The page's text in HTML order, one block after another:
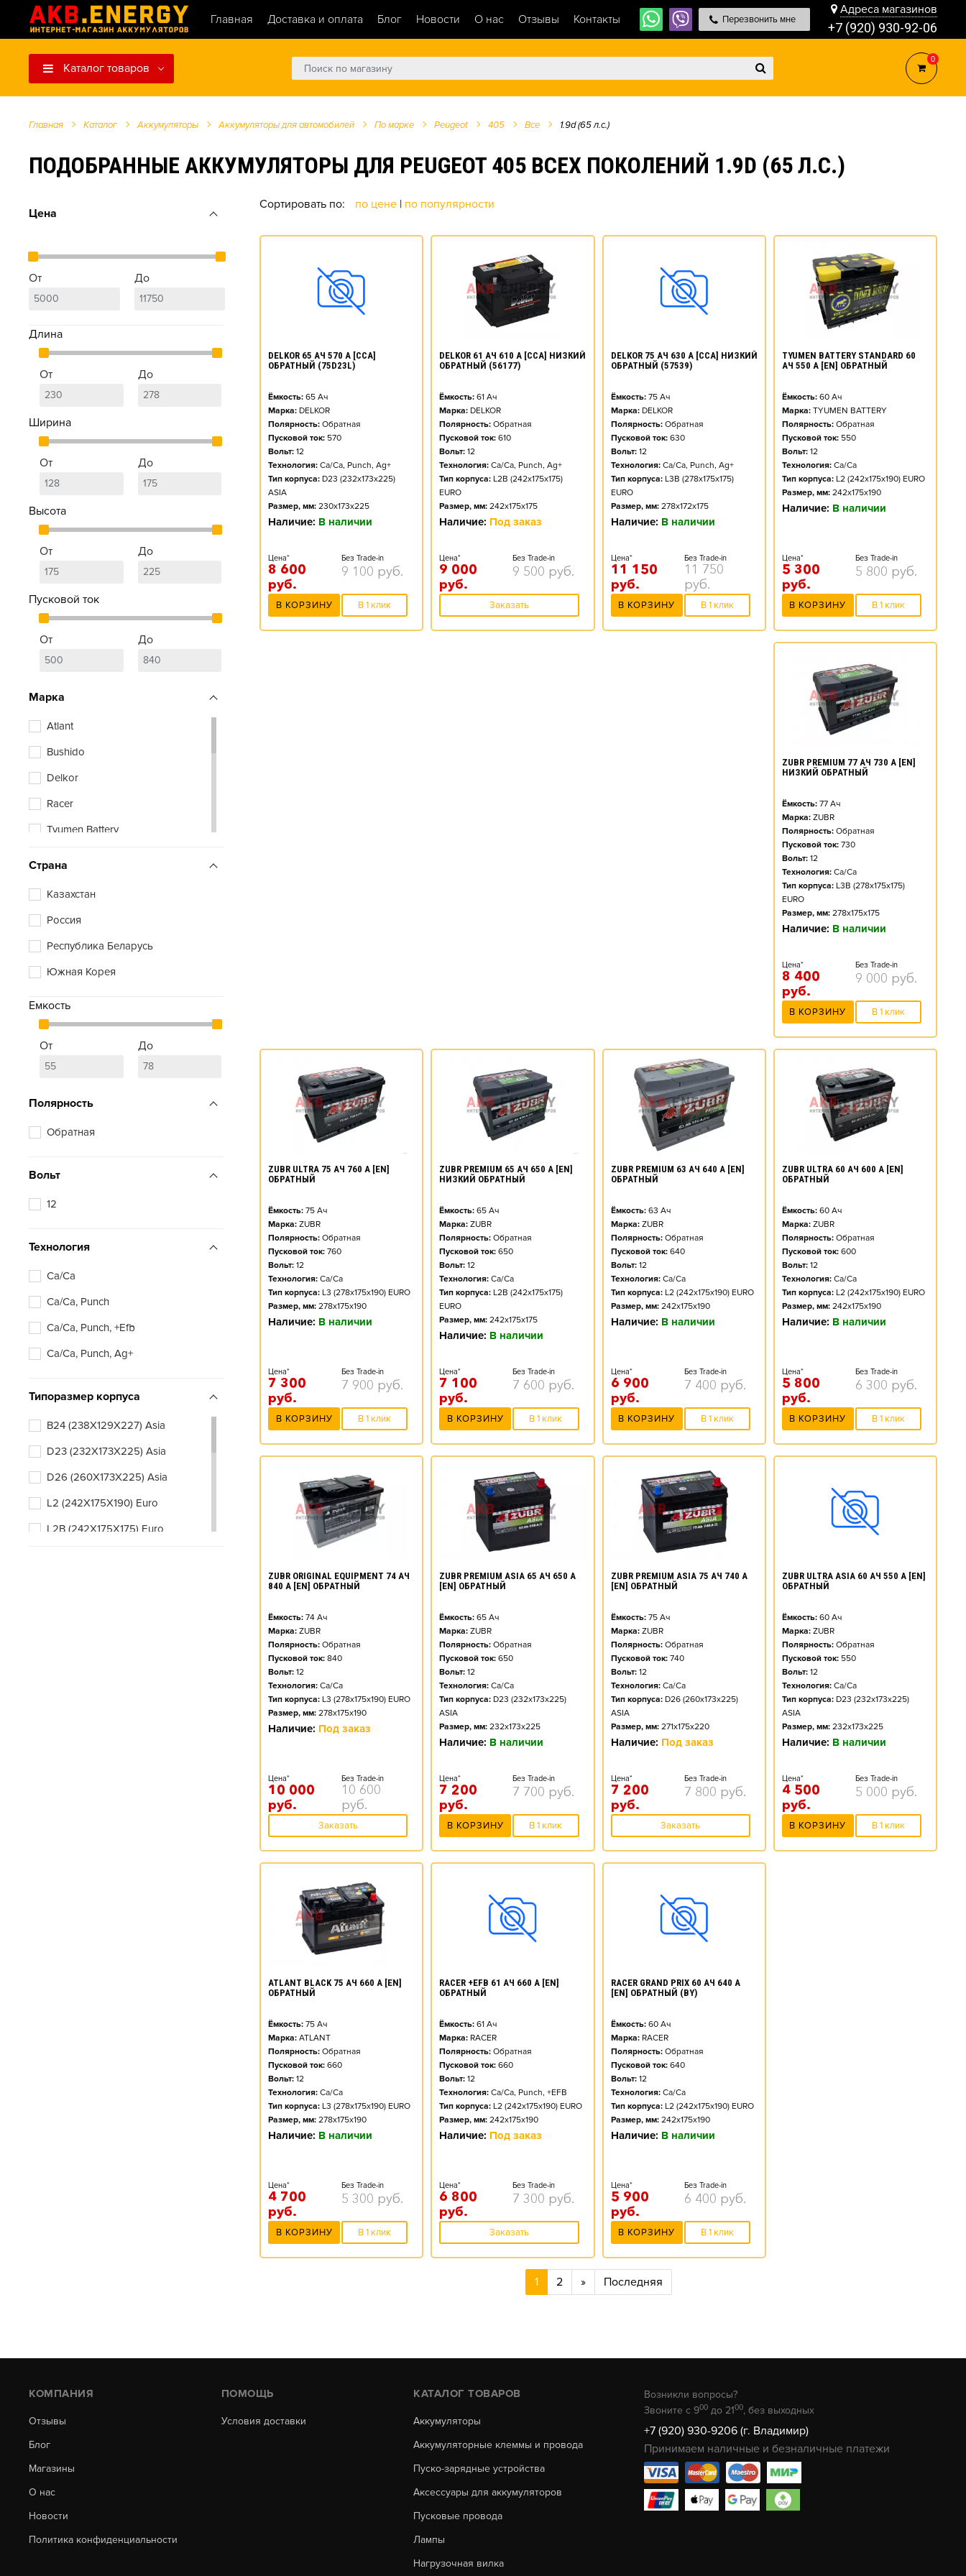
Главная Доставка и оплата Блог Новости О нас Отзывы Контакты Перезвонить мне
Адреса магазинов
+7 (920) 930-92-06
Каталог товаров
0
Главная Каталог Аккумуляторы Аккумуляторы для автомобилей По марке Peugeot 405 Все 1.9d (65 л.с.)
ПОДОБРАННЫЕ АККУМУЛЯТОРЫ ДЛЯ PEUGEOT 405 ВСЕХ ПОКОЛЕНИЙ 1.9D (65 Л.С.)
Цена
От До
Длина
От До
Ширина
От До
Высота
От До
Пусковой ток
От До
Марка
Atlant
Bushido
Delkor
Racer
Tyumen Battery
Страна
Казахстан
Россия
Республика Беларусь
Южная Корея
Емкость
От До
Полярность
Обратная
Вольт
12
Технология
Ca/Ca
Ca/Ca, Punch
Ca/Ca, Punch, +Efb
Ca/Ca, Punch, Ag+
Типоразмер корпуса
B24 (238X129X227) Asia
D23 (232X173X225) Asia
D26 (260X173X225) Asia
L2 (242X175X190) Euro
L2B (242X175X175) Euro
Сортировать по: по цене | по популярности
DELKOR 65 АЧ 570 А [CCA]
ОБРАТНЫЙ (75D23L)
Ёмкость: 65 Ач
Марка: DELKOR
Полярность: Обратная
Пусковой ток: 570
Вольт: 12
Технология: Ca/Ca, Punch, Ag+
Тип корпуса: D23 (232x173x225)
ASIA
Размер, мм: 230x173x225
Наличие: В наличии
Цена*
8 600
руб.
Без Trade-in
9 100 руб.
В КОРЗИНУ В 1 клик
DELKOR 61 АЧ 610 А [CCA] НИЗКИЙ
ОБРАТНЫЙ (56177)
Ёмкость: 61 Ач
Марка: DELKOR
Полярность: Обратная
Пусковой ток: 610
Вольт: 12
Технология: Ca/Ca, Punch, Ag+
Тип корпуса: L2B (242x175x175)
EURO
Размер, мм: 242x175x175
Наличие: Под заказ
Цена*
9 000
руб.
Без Trade-in
9 500 руб.
Заказать
DELKOR 75 АЧ 630 А [CCA] НИЗКИЙ
ОБРАТНЫЙ (57539)
Ёмкость: 75Ач
Марка: DELKOR
Полярность: Обратная
Пусковой ток: 630
Вольт: 12
Технология: Ca/Ca, Punch, Ag+
Тип корпуса: L3B (278x175x175)
EURO
Размер, мм: 278x172x175
Наличие: В наличии
Цена*
11 150
руб.
Без Trade-in
11 750
руб.
В КОРЗИНУ В 1 клик
TYUMEN BATTERY STANDARD 60
АЧ 550 А [EN] ОБРАТНЫЙ
Ёмкость: 60Ач
Марка: TYUMEN BATTERY
Полярность: Обратная
Пусковой ток: 550
Вольт: 12
Технология: Ca/Ca
Тип корпуса: L2 (242x175x190) EURO
Размер, мм: 242x175x190
Наличие: В наличии
Цена*
5 300
руб.
Без Trade-in
5 800 руб.
В КОРЗИНУ В 1 клик
ZUBR PREMIUM 77 АЧ 730 А [EN]
НИЗКИЙ ОБРАТНЫЙ
Ёмкость: 77Ач
Марка: ZUBR
Полярность: Обратная
Пусковой ток: 730
Вольт: 12
Технология: Ca/Ca
Тип корпуса: L3B (278x175x175)
EURO
Размер, мм: 278x175x175
Наличие: В наличии
Цена*
8 400
руб.
Без Trade-in
9 000 руб.
В КОРЗИНУ В 1 клик
ZUBR ULTRA 75 АЧ 760 А [EN]
ОБРАТНЫЙ
Ёмкость: 75 Ач
Марка: ZUBR
Полярность: Обратная
Пусковой ток: 760
Вольт: 12
Технология: Ca/Ca
Тип корпуса: L3 (278x175x190) EURO
Размер, мм: 278x175x190
Наличие: В наличии
Цена*
7 300
руб.
Без Trade-in
7 900 руб.
В КОРЗИНУ В 1 клик
ZUBR PREMIUM 65 АЧ 650 А [EN]
НИЗКИЙ ОБРАТНЫЙ
Ёмкость: 65 Ач
Марка: ZUBR
Полярность: Обратная
Пусковой ток: 650
Вольт: 12
Технология: Ca/Ca
Тип корпуса: L2B (242x175x175)
EURO
Размер, мм: 242x175x175
Наличие: В наличии
Цена*
7 100
руб.
Без Trade-in
7 600 руб.
В КОРЗИНУ В 1 клик
ZUBR PREMIUM 63 АЧ 640 А [EN]
ОБРАТНЫЙ
Ёмкость: 63 Ач
Марка: ZUBR
Полярность: Обратная
Пусковой ток: 640
Вольт: 12
Технология: Ca/Ca
Тип корпуса: L2 (242x175x190) EURO
Размер, мм: 242x175x190
Наличие: В наличии
Цена*
6 900
руб.
Без Trade-in
7 400 руб.
В КОРЗИНУ В 1 клик
ZUBR ULTRA 60 АЧ 600 А [EN]
ОБРАТНЫЙ
Ёмкость: 60Ач
Марка: ZUBR
Полярность: Обратная
Пусковой ток: 600
Вольт: 12
Технология: Ca/Ca
Тип корпуса: L2 (242x175x190) EURO
Размер, мм: 242x175x190
Наличие: В наличии
Цена*
5 800
руб.
Без Trade-in
6 300 руб.
В КОРЗИНУ В 1 клик
ZUBR ORIGINAL EQUIPMENT 74 АЧ
840 А [EN] ОБРАТНЫЙ
Ёмкость: 74 Ач
Марка: ZUBR
Полярность: Обратная
Пусковой ток: 840
Вольт: 12
Технология: Ca/Ca
Тип корпуса: L3 (278x175x190) EURO
Размер, мм: 278x175x190
Наличие: Под заказ
Цена*
10 000
руб.
Без Trade-in
10 600
руб.
Заказать
ZUBR PREMIUM ASIA 65 АЧ 650 А
[EN] ОБРАТНЫЙ
Ёмкость: 65 Ач
Марка: ZUBR
Полярность: Обратная
Пусковой ток: 650
Вольт: 12
Технология: Ca/Ca
Тип корпуса: D23 (232x173x225)
ASIA
Размер, мм: 232x173x225
Наличие: В наличии
Цена*
7 200
руб.
Без Trade-in
7 700 руб.
В КОРЗИНУ В 1 клик
ZUBR PREMIUM ASIA 75 АЧ 740 А
[EN] ОБРАТНЫЙ
Ёмкость: 75Ач
Марка: ZUBR
Полярность: Обратная
Пусковой ток: 740
Вольт: 12
Технология: Ca/Ca
Тип корпуса: D26 (260x173x225)
ASIA
Размер, мм: 271x175x220
Наличие: Под заказ
Цена*
7 200
руб.
Без Trade-in
7 800 руб.
Заказать
ZUBR ULTRA ASIA 60 АЧ 550 А [EN]
ОБРАТНЫЙ
Ёмкость: 60Ач
Марка: ZUBR
Полярность: Обратная
Пусковой ток: 550
Вольт: 12
Технология: Ca/Ca
Тип корпуса: D23 (232x173x225)
ASIA
Размер, мм: 232x173x225
Наличие: В наличии
Цена*
4 500
руб.
Без Trade-in
5 000 руб.
В КОРЗИНУ В 1 клик
ATLANT BLACK 75 АЧ 660 А [EN]
ОБРАТНЫЙ
Ёмкость: 75 Ач
Марка: ATLANT
Полярность: Обратная
Пусковой ток: 660
Вольт: 12
Технология: Ca/Ca
Тип корпуса: L3 (278x175x190) EURO
Размер, мм: 278x175x190
Наличие: В наличии
Цена*
4 700
руб.
Без Trade-in
5 300 руб.
В КОРЗИНУ В 1 клик
RACER +EFB 61 АЧ 660 А [EN]
ОБРАТНЫЙ
Ёмкость: 61 Ач
Марка: RACER
Полярность: Обратная
Пусковой ток: 660
Вольт: 12
Технология: Ca/Ca, Punch, +EFB
Тип корпуса: L2 (242x175x190) EURO
Размер, мм: 242x175x190
Наличие: Под заказ
Цена*
6 800
руб.
Без Trade-in
7 300 руб.
Заказать
RACER GRAND PRIX 60 АЧ 640 А
[EN] ОБРАТНЫЙ (BY)
Ёмкость: 60Ач
Марка: RACER
Полярность: Обратная
Пусковой ток: 640
Вольт: 12
Технология: Ca/Ca
Тип корпуса: L2 (242x175x190) EURO
Размер, мм: 242x175x190
Наличие: В наличии
Цена*
5 900
руб.
Без Trade-in
6 400 руб.
В КОРЗИНУ В 1 клик
1 2 » Последняя
КОМПАНИЯ
Отзывы
Блог
Магазины
О нас
Новости
Политика конфиденциальности
ПОМОЩЬ
Условия доставки
КАТАЛОГ ТОВАРОВ
Аккумуляторы
Аккумуляторные клеммы и провода
Пуско-зарядные устройства
Аксессуары для аккумуляторов
Пусковые провода
Лампы
Нагрузочная вилка
Возникли вопросы?
Звоните с 900 до 2100, без выходных
+7 (920) 930-9206 (г. Владимир)
Принимаем наличные и безналичные платежи